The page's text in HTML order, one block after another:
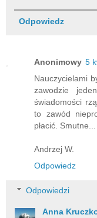
Odpowiedz
Anonimowy 5
Nauczycielami
zawodzie
świadomości
to zawód
płacić. Smutne...
Andrzej W.
Odpowiedz
Odpowiedzi
Anna